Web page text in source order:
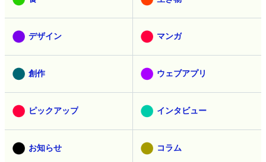
デザイン マンガ
創作 ウェブアプリ
ピックアップ インタビュー
お知らせ コラム